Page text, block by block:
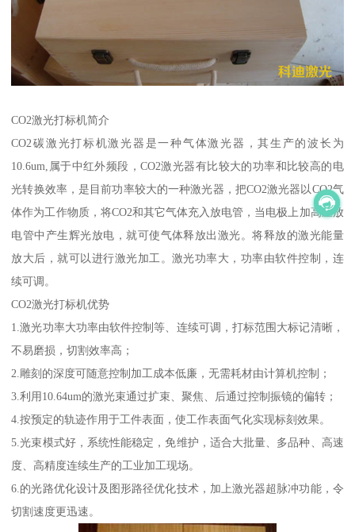
CO2激光打标机简介
CO2碳激光打标机激光器是一种气体激光器，其生产的波长为
10.6um,属于中红外频段，CO2激光器有比较大的功率和比较高的电
光转换效率，是目前功率较大的一种激光器，把CO2激光器以CO2气
体作为工作物质，将CO2和其它气体充入放电管，当电极上加高压放
电管中产生辉光放电，就可使气体释放出激光。将释放的激光能量
放大后，就可以进行激光加工。激光功率大，功率由软件控制，连
续可调。
CO2激光打标机优势
1.激光功率大功率由软件控制等、连续可调，打标范围大标记清晰，
不易磨损，切割效率高；
2.雕刻的深度可随意控制加工成本低廉，无需耗材由计算机控制；
3.利用10.64um的激光束通过扩束、聚焦、后通过控制振镜的偏转；
4.按预定的轨迹作用于工件表面，使工作表面气化实现标刻效果。
5.光束模式好，系统性能稳定，免维护，适合大批量、多品种、高速
度、高精度连续生产的工业加工现场。
6.的光路优化设计及图形路径优化技术，加上激光器超脉冲功能，令
切割速度更迅速。